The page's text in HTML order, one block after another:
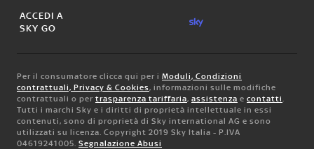
ACCEDI A
SKY GO
Per il consumatore clicca qui per i Moduli, Condizioni
contrattuali, Privacy & Cookies, informazioni sulle modifiche
contrattuali o per trasparenza tariffaria, assistenza e contatti.
Tutti i marchi Sky e i diritti di proprietà intellettuale in essi
contenuti, sono di proprietà di Sky international AG e sono
utilizzati su licenza. Copyright 2019 Sky Italia - P.IVA
04619241005. Segnalazione Abusi